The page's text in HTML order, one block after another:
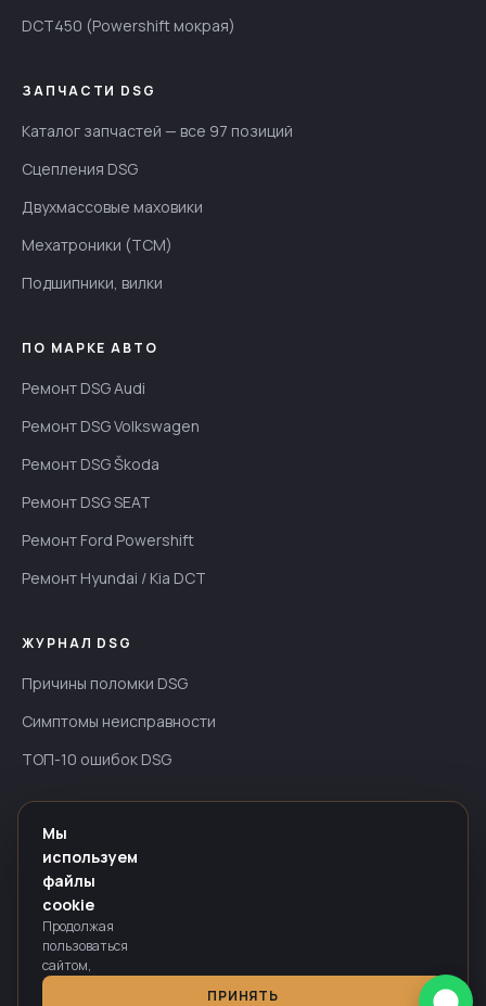
DCT450 (Powershift мокрая)
ЗАПЧАСТИ DSG
Каталог запчастей — все 97 позиций
Сцепления DSG
Двухмассовые маховики
Мехатроники (TCM)
Подшипники, вилки
ПО МАРКЕ АВТО
Ремонт DSG Audi
Ремонт DSG Volkswagen
Ремонт DSG Škoda
Ремонт DSG SEAT
Ремонт Ford Powershift
Ремонт Hyundai / Kia DCT
ЖУРНАЛ DSG
Причины поломки DSG
Симптомы неисправности
ТОП-10 ошибок DSG
ИНФОРМАЦИЯ
Гарантия — до 24 мес
Оплата
Политика конфиденциальности
Мы
используем
файлы
cookie
Продолжая
пользоваться
сайтом,
вы
ПРИНЯТЬ